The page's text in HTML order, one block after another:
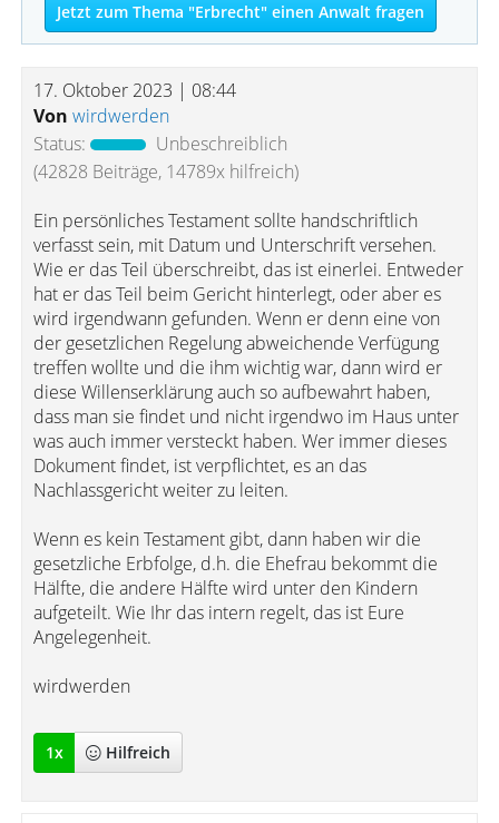
Jetzt zum Thema "Erbrecht" einen Anwalt fragen
17. Oktober 2023 | 08:44
Von wirdwerden
Status:
Unbeschreiblich
(42828 Beiträge, 14789x hilfreich)
Ein persönliches Testament sollte handschriftlich
verfasst sein, mit Datum und Unterschrift versehen.
Wie er das Teil überschreibt, das ist einerlei. Entweder
hat er das Teil beim Gericht hinterlegt, oder aber es
wird irgendwann gefunden. Wenn er denn eine von
der gesetzlichen Regelung abweichende Verfügung
treffen wollte und die ihm wichtig war, dann wird er
diese Willenserklärung auch so aufbewahrt haben,
dass man sie findet und nicht irgendwo im Haus unter
was auch immer versteckt haben. Wer immer dieses
Dokument findet, ist verpflichtet, es an das
Nachlassgericht weiter zu leiten.
Wenn es kein Testament gibt, dann haben wir die
gesetzliche Erbfolge, d.h. die Ehefrau bekommt die
Hälfte, die andere Hälfte wird unter den Kindern
aufgeteilt. Wie Ihr das intern regelt, das ist Eure
Angelegenheit.
wirdwerden
1x Hilfreich